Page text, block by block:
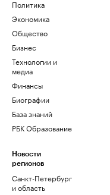
Политика
Экономика
Общество
Бизнес
Технологии и
медиа
Финансы
Биографии
База знаний
РБК Образование
Новости
регионов
Санкт-Петербург
и область